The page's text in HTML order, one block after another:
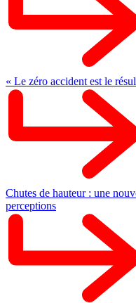
« Le zéro accident est le
Chutes de hauteur : une
perceptions